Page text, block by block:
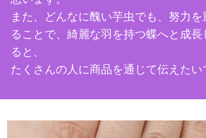
また、どんなに醜い芋虫でも、努力
ることで、綺麗な羽を持つ蝶へと成長
ると、
たくさんの人に商品を通じて伝えたい